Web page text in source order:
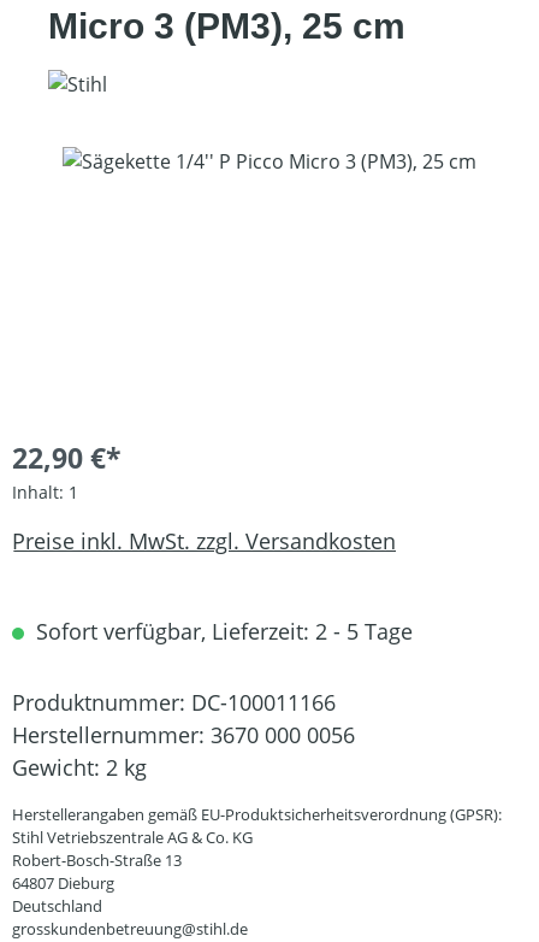
Micro 3 (PM3), 25 cm
Bildergalerie überspringen
22,90 €*
Inhalt: 1
Preise inkl. MwSt. zzgl. Versandkosten
Sofort verfügbar, Lieferzeit: 2 - 5 Tage
Produktnummer: DC-100011166
Herstellernummer: 3670 000 0056
Gewicht: 2 kg
Herstellerangaben gemäß EU-Produktsicherheitsverordnung (GPSR):
Stihl Vetriebszentrale AG & Co. KG
Robert-Bosch-Straße 13
64807 Dieburg
Deutschland
grosskundenbetreuung@stihl.de